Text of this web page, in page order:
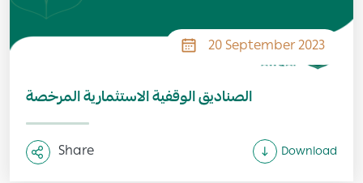
20 September 2023
الصناديق الوقفية الاستثمارية المرخصة
Share Download